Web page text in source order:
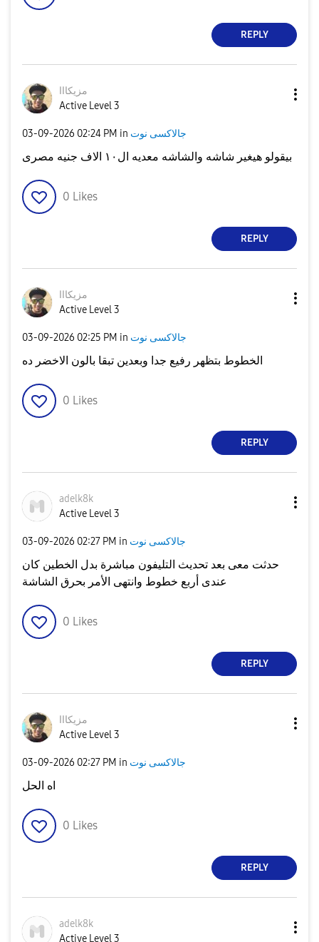
REPLY
مزيكااا
Active Level 3
‎03-09-2026 02:24 PM in جالاكسى نوت
بيقولو هيغير شاشه والشاشه معديه ال١٠ الاف جنيه مصرى
0 Likes
REPLY
مزيكااا
Active Level 3
‎03-09-2026 02:25 PM in جالاكسى نوت
الخطوط بتظهر رفيع جدا وبعدين تبقا بالون الاخضر ده
0 Likes
REPLY
adelk8k
Active Level 3
‎03-09-2026 02:27 PM in جالاكسى نوت
حدثت معى بعد تحديث التليفون مباشرة بدل الخطين كان
عندى أربع خطوط وانتهى الأمر بحرق الشاشة
0 Likes
REPLY
مزيكااا
Active Level 3
‎03-09-2026 02:27 PM in جالاكسى نوت
اه الحل
0 Likes
REPLY
adelk8k
Active Level 3